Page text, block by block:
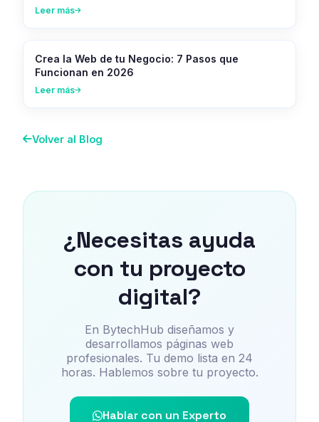
Leer más
Crea la Web de tu Negocio: 7 Pasos que
Funcionan en 2026
Leer más
Volver al Blog
¿Necesitas ayuda
con tu proyecto
digital?
En BytechHub diseñamos y
desarrollamos páginas web
profesionales. Tu demo lista en 24
horas. Hablemos sobre tu proyecto.
Hablar con un Experto